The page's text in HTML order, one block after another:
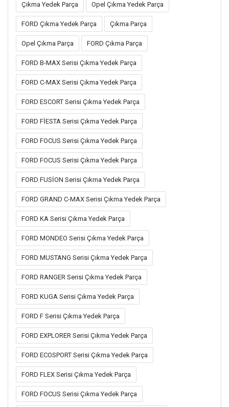
Çıkma Yedek Parça Opel Çıkma Yedek Parça
FORD Çıkma Yedek Parça Çıkma Parça
Opel Çıkma Parça FORD Çıkma Parça
FORD B-MAX Serisi Çıkma Yedek Parça
FORD C-MAX Serisi Çıkma Yedek Parça
FORD ESCORT Serisi Çıkma Yedek Parça
FORD FİESTA Serisi Çıkma Yedek Parça
FORD FOCUS Serisi Çıkma Yedek Parça
FORD FOCUS Serisi Çıkma Yedek Parça
FORD FUSİON Serisi Çıkma Yedek Parça
FORD GRAND C-MAX Serisi Çıkma Yedek Parça
FORD KA Serisi Çıkma Yedek Parça
FORD MONDEO Serisi Çıkma Yedek Parça
FORD MUSTANG Serisi Çıkma Yedek Parça
FORD RANGER Serisi Çıkma Yedek Parça
FORD KUGA Serisi Çıkma Yedek Parça
FORD F Serisi Çıkma Yedek Parça
FORD EXPLORER Serisi Çıkma Yedek Parça
FORD ECOSPORT Serisi Çıkma Yedek Parça
FORD FLEX Serisi Çıkma Yedek Parça
FORD FOCUS Serisi Çıkma Yedek Parça